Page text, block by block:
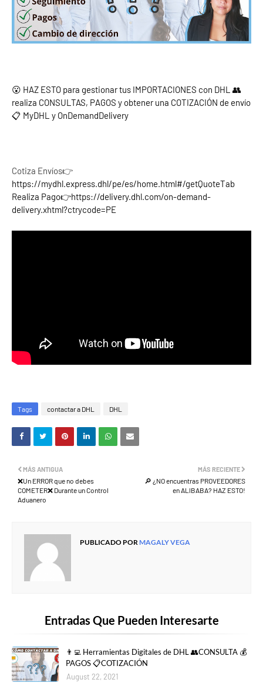
😮 HAZ ESTO para gestionar tus IMPORTACIONES con DHL 👥
realiza CONSULTAS, PAGOS y obtener una COTIZACIÓN de envío
📋 MyDHL y OnDemandDelivery
Cotiza Envíos👉
https://mydhl.express.dhl/pe/es/home.html#/getQuoteTab
Realiza Pago👉https://delivery.dhl.com/on-demand-
delivery.xhtml?ctrycode=PE
Tags contactar a DHL DHL
MÁS RECIENTE
🔎 ¿NO encuentras PROVEEDORES
en ALIBABA? HAZ ESTO!
MÁS ANTIGUA
❌Un ERROR que no debes
COMETER❌ Durante un Control
Aduanero
PUBLICADO POR MAGALY VEGA
Entradas Que Pueden Interesarte
👨‍💻 Herramientas Digitales de DHL 👥CONSULTA 💰
PAGOS 📋COTIZACIÓN
August 22, 2021